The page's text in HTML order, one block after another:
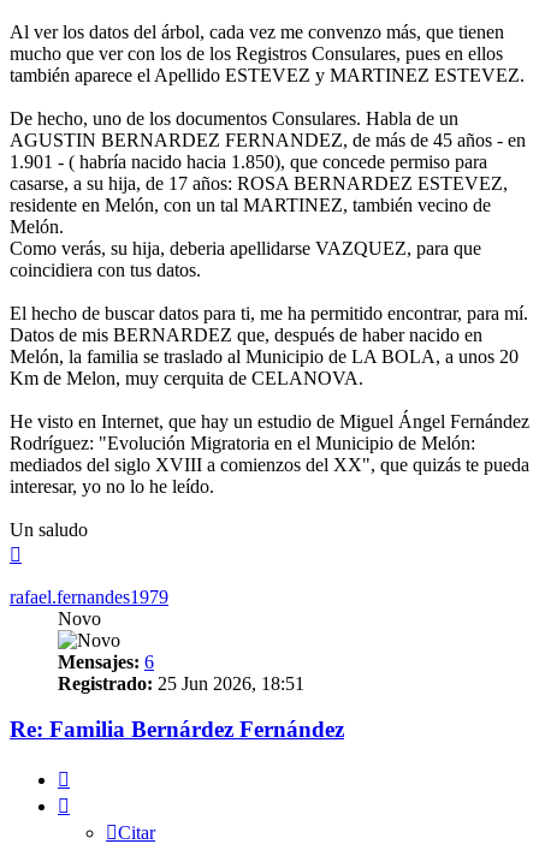
Al ver los datos del árbol, cada vez me convenzo más, que tienen
mucho que ver con los de los Registros Consulares, pues en ellos
también aparece el Apellido ESTEVEZ y MARTINEZ ESTEVEZ.
De hecho, uno de los documentos Consulares. Habla de un
AGUSTIN BERNARDEZ FERNANDEZ, de más de 45 años - en
1.901 - ( habría nacido hacia 1.850), que concede permiso para
casarse, a su hija, de 17 años: ROSA BERNARDEZ ESTEVEZ,
residente en Melón, con un tal MARTINEZ, también vecino de
Melón.
Como verás, su hija, deberia apellidarse VAZQUEZ, para que
coincidiera con tus datos.
El hecho de buscar datos para ti, me ha permitido encontrar, para mí.
Datos de mis BERNARDEZ que, después de haber nacido en
Melón, la familia se traslado al Municipio de LA BOLA, a unos 20
Km de Melon, muy cerquita de CELANOVA.
He visto en Internet, que hay un estudio de Miguel Ángel Fernández
Rodríguez: "Evolución Migratoria en el Municipio de Melón:
mediados del siglo XVIII a comienzos del XX", que quizás te pueda
interesar, yo no lo he leído.
Un saludo
rafael.fernandes1979
Novo
Mensajes: 6
Registrado: 25 Jun 2026, 18:51
Re: Familia Bernárdez Fernández
Citar